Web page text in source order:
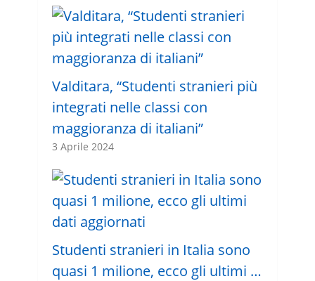
Valditara, “Studenti stranieri più
integrati nelle classi con
maggioranza di italiani”
3 Aprile 2024
Studenti stranieri in Italia sono
quasi 1 milione, ecco gli ultimi …